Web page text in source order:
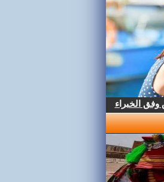
الخبراء